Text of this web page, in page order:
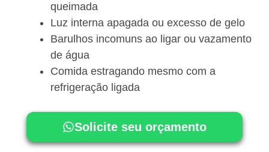
queimada
Luz interna apagada ou excesso de gelo
Barulhos incomuns ao ligar ou vazamento
de água
Comida estragando mesmo com a
refrigeração ligada
Solicite seu orçamento